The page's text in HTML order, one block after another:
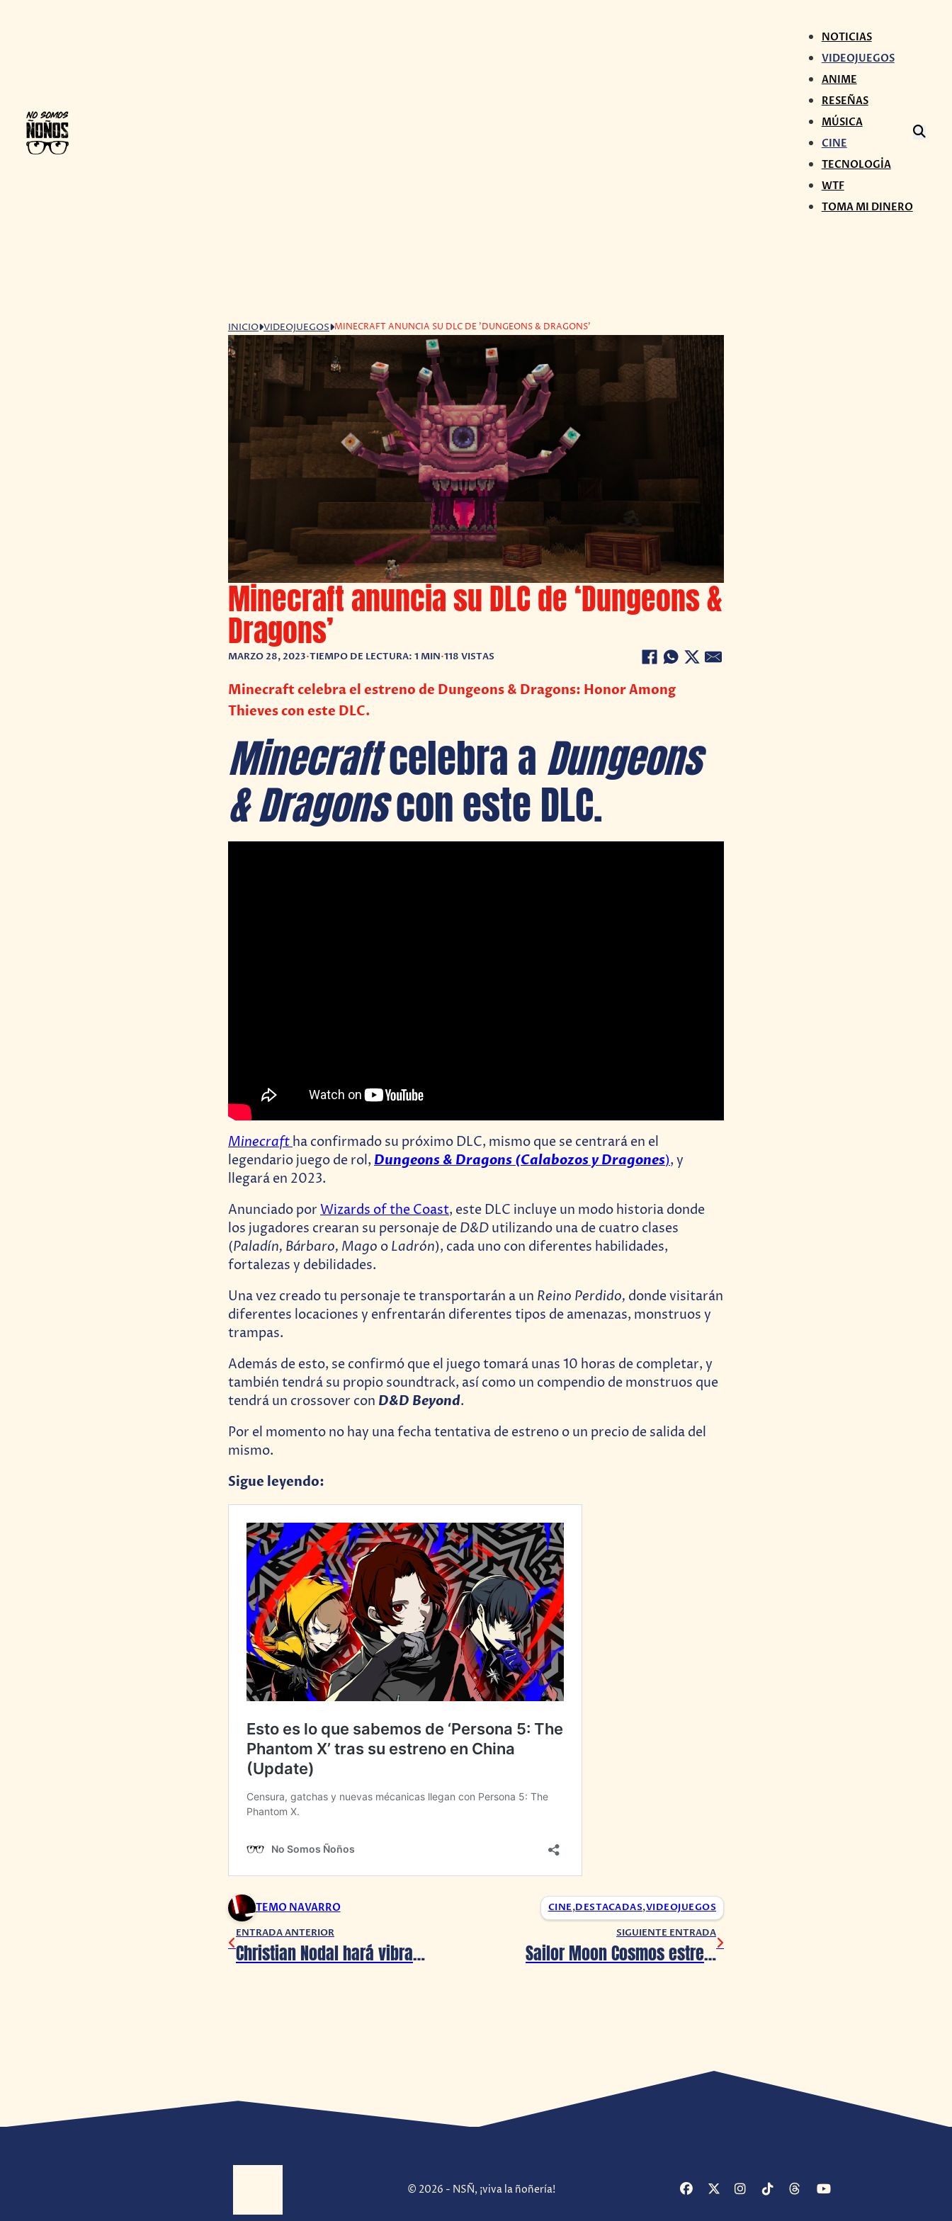
NOTICIAS
VIDEOJUEGOS
ANIME
RESEÑAS
MÚSICA
CINE
TECNOLOGÍA
WTF
TOMA MI DINERO
INICIO VIDEOJUEGOS MINECRAFT ANUNCIA SU DLC DE 'DUNGEONS & DRAGONS'
Minecraft anuncia su DLC de ‘Dungeons &
Dragons’
MARZO 28, 2023•TIEMPO DE LECTURA: 1 MIN•118 VISTAS
Minecraft celebra el estreno de Dungeons & Dragons: Honor Among
Thieves con este DLC.
Minecraftcelebra a Dungeons
& Dragonscon este DLC.
Minecraftha confirmado su próximo DLC, mismo que se centrará en el
legendario juego de rol, Dungeons & Dragons (Calabozos y Dragones), y
llegará en 2023.
Anunciado porWizards of the Coast, este DLC incluye un modo historia donde
los jugadores crearan su personaje de D&D utilizando una de cuatro clases
(Paladín, Bárbaro, Mago o Ladrón), cada uno con diferentes habilidades,
fortalezas y debilidades.
Una vez creado tu personaje te transportarán a un Reino Perdido, donde visitarán
diferentes locaciones y enfrentarán diferentes tipos de amenazas, monstruos y
trampas.
Además de esto, se confirmó que el juego tomará unas 10 horas de completar, y
también tendrá su propio soundtrack, así como un compendio de monstruos que
tendrá un crossover con D&D Beyond.
Por el momento no hay una fecha tentativa de estreno o un precio de salida del
mismo.
Sigue leyendo:
TEMO NAVARRO CINE,DESTACADAS,VIDEOJUEGOS
ENTRADA ANTERIOR
Christian Nodal hará vibrar el Foro Sol con todos sus éxitos en mayo 2023
SIGUIENTE ENTRADA
Sailor Moon Cosmos estrena nuevo tráiler, llegará en junio 2023
© 2026 - NSÑ, ¡viva la ñoñería!